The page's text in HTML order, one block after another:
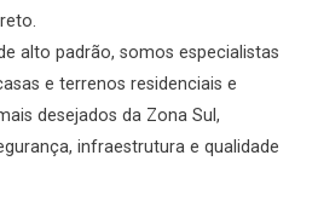
alto padrão, somos especialistas
e terrenos residenciais e
desejados da Zona Sul,
infraestrutura e qualidade